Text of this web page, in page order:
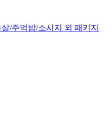
/주먹밥/소시지 외 패키지